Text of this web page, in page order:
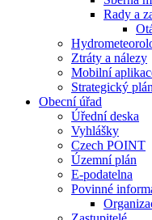
Rady a
Ztráty a nálezy
Mobilní
Strategický
Obecní úřad
Úřední deska
Vyhlášky
Czech POINT
Územní plán
E-podatelna
Povinné